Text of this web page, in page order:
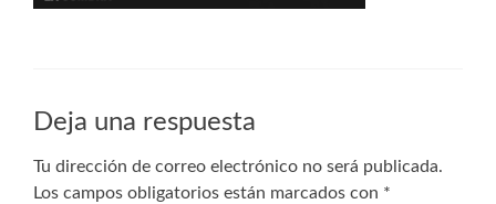
Deja una respuesta
Tu dirección de correo electrónico no será publicada.
Los campos obligatorios están marcados con *